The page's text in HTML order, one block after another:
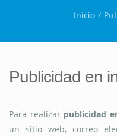
Inicio
Publicidad en
Para realizar publicidad
un sitio web, correo